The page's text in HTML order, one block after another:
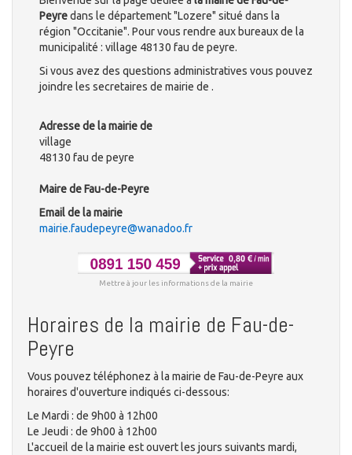
Peyredans le département "Lozere" situé dans la
région "Occitanie". Pour vous rendre aux bureaux de la
municipalité : village 48130 fau de peyre.
Si vous avez des questions administratives vous pouvez
joindre les secretaires de mairie de .
Adresse de la mairie de
village
48130 fau de peyre
Maire de Fau-de-Peyre
Email de la mairie
mairie.faudepeyre@wanadoo.fr
Mettre à jour les informations de la mairie
Horaires de la mairie de Fau-de-
Peyre
Vous pouvez téléphonez à la mairie de Fau-de-Peyre aux
horaires d'ouverture indiqués ci-dessous:
Le Mardi : de 9h00 à 12h00
Le Jeudi : de 9h00 à 12h00
L'accueil de la mairie est ouvert les jours suivants mardi,